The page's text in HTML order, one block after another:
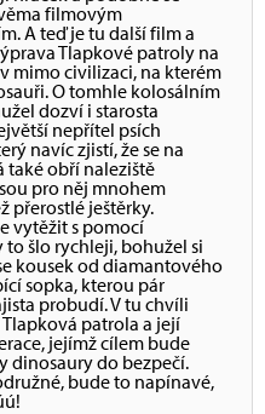
filmovým
A teď je tu další film a
Tlapkové patroly na
mimo civilizaci, na kterém
O tomhle kolosálním
dozví i starosta
nepřítel psích
navíc zjistí, že se na
také obří naleziště
pro něj mnohem
přerostlé ještěrky.
vytěžit s pomocí
šlo rychleji, bohužel si
kousek od diamantového
sopka, kterou pár
probudí. V tu chvíli
patrola a její
jejímž cílem bude
dinosaury do bezpečí.
bude to napínavé,